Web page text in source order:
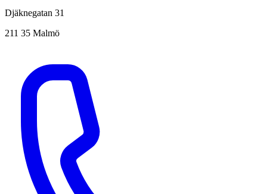
Djäknegatan 31
211 35 Malmö